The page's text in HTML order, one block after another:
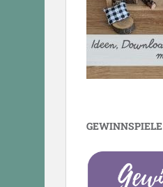
GEWINNSPIELE